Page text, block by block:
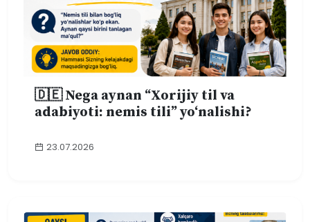
🇩🇪 Nega aynan “Xorijiy til va
adabiyoti: nemis tili” yo‘nalishi?
23.07.2026